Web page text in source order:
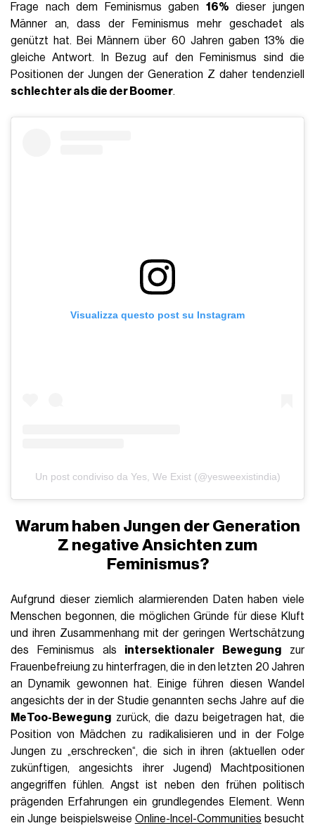
Frage nach dem Feminismus gaben 16% dieser jungen
Männer an, dass der Feminismus mehr geschadet als
genützt hat. Bei Männern über 60 Jahren gaben 13% die
gleiche Antwort. In Bezug auf den Feminismus sind die
Positionen der Jungen der Generation Z daher tendenziell
schlechter als die der Boomer.
Visualizza questo post su Instagram
Un post condiviso da Yes, We Exist (@yesweexistindia)
Warum haben Jungen der Generation
Z negative Ansichten zum
Feminismus?
Aufgrund dieser ziemlich alarmierenden Daten haben viele
Menschen begonnen, die möglichen Gründe für diese Kluft
und ihren Zusammenhang mit der geringen Wertschätzung
des Feminismus als intersektionaler Bewegung zur
Frauenbefreiung zu hinterfragen, die in den letzten 20 Jahren
an Dynamik gewonnen hat. Einige führen diesen Wandel
angesichts der in der Studie genannten sechs Jahre auf die
MeToo-Bewegung zurück, die dazu beigetragen hat, die
Position von Mädchen zu radikalisieren und in der Folge
Jungen zu „erschrecken“, die sich in ihren (aktuellen oder
zukünftigen, angesichts ihrer Jugend) Machtpositionen
angegriffen fühlen. Angst ist neben den frühen politisch
prägenden Erfahrungen ein grundlegendes Element. Wenn
ein Junge beispielsweise Online-Incel-Communities besucht